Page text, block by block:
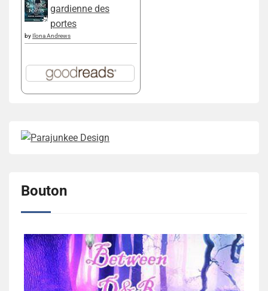
gardienne des
portes
by Ilona Andrews
Bouton